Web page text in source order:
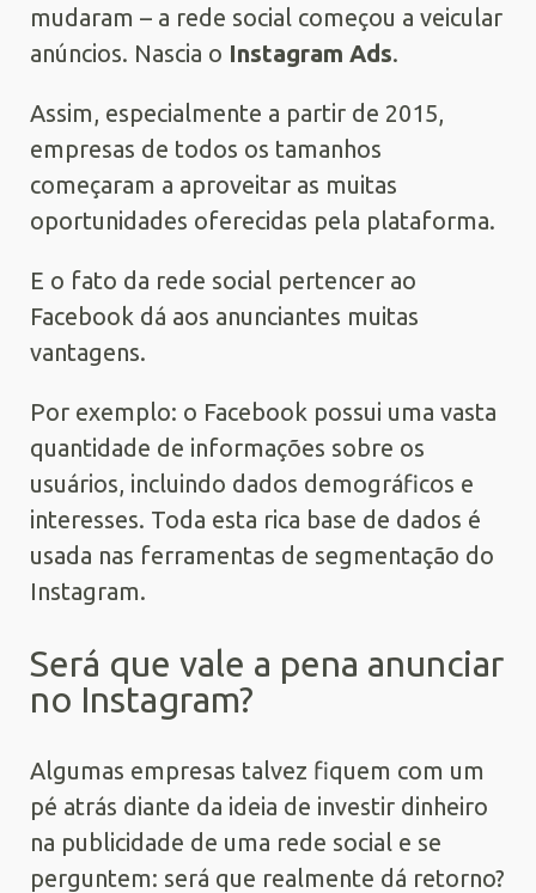
mudaram – a rede social começou a veicular
anúncios. Nascia o Instagram Ads.
Assim, especialmente a partir de 2015,
empresas de todos os tamanhos
começaram a aproveitar as muitas
oportunidades oferecidas pela plataforma.
E o fato da rede social pertencer ao
Facebook dá aos anunciantes muitas
vantagens.
Por exemplo: o Facebook possui uma vasta
quantidade de informações sobre os
usuários, incluindo dados demográficos e
interesses. Toda esta rica base de dados é
usada nas ferramentas de segmentação do
Instagram.
Será que vale a pena anunciar
no Instagram?
Algumas empresas talvez fiquem com um
pé atrás diante da ideia de investir dinheiro
na publicidade de uma rede social e se
perguntem: será que realmente dá retorno?